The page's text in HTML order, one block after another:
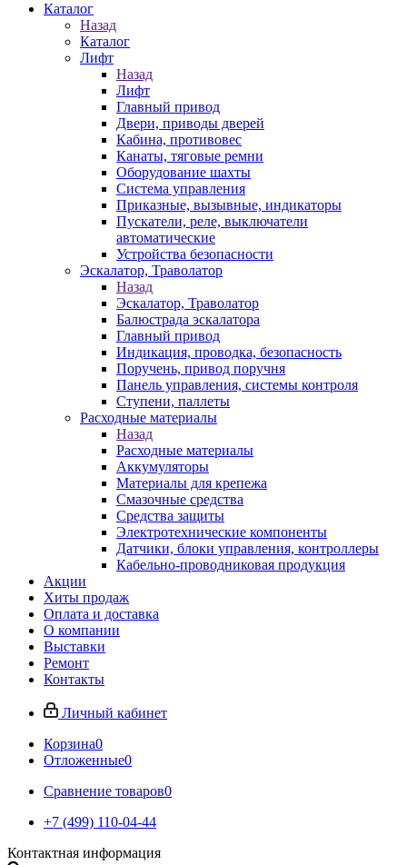
Каталог
Назад
Каталог
Лифт
Назад
Лифт
Главный привод
Двери, приводы дверей
Кабина, противовес
Канаты, тяговые ремни
Оборудование шахты
Система управления
Приказные, вызывные, индикаторы
Пускатели, реле, выключатели
автоматические
Устройства безопасности
Эскалатор, Траволатор
Назад
Эскалатор, Траволатор
Балюстрада эскалатора
Главный привод
Индикация, проводка, безопасность
Поручень, привод поручня
Панель управления, системы контроля
Ступени, паллеты
Расходные материалы
Назад
Расходные материалы
Аккумуляторы
Материалы для крепежа
Смазочные средства
Средства защиты
Электротехнические компоненты
Датчики, блоки управления, контроллеры
Кабельно-проводниковая продукция
Акции
Хиты продаж
Оплата и доставка
О компании
Выставки
Ремонт
Контакты
Личный кабинет
Корзина0
Отложенные0
Сравнение товаров0
+7 (499) 110-04-44
Контактная информация